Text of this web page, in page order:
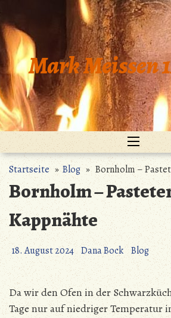
Inhalt
springen
Mark Meissen
Startseite»Blog» Bornholm –
Bornholm –
Kappnähte
18. August 2024 Dana Bock Blog
Da wir den Ofen in der
Tage nur auf niedriger Temperatur